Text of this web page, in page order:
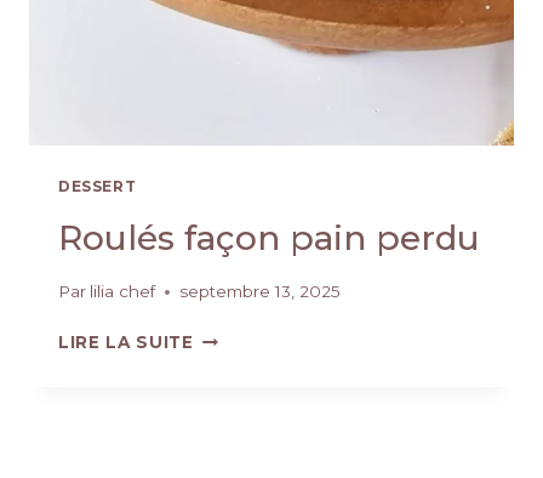
DESSERT
Roulés façon pain perdu
Par lilia chef septembre 13, 2025
LIRE LA SUITE